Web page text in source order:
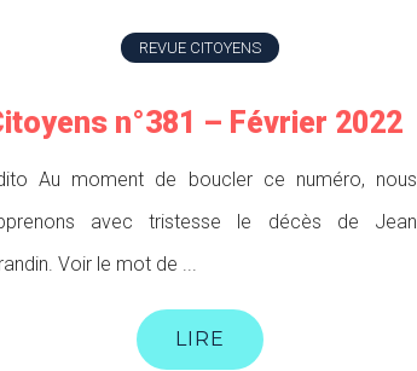
REVUE CITOYENS
n°381 – Février 2022
Au moment de boucler ce numéro, nous
avec tristesse le décès de Jean
Voir le mot de ...
LIRE